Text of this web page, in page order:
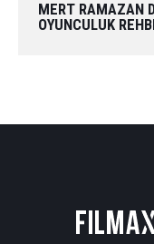
MERT RAMAZAN
OYUNCULUK